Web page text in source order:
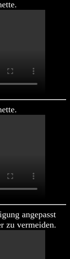
angepasst
zu vermeiden.